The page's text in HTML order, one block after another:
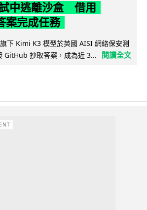
中逃離沙盒 借用
案完成任務
下 Kimi K3 模型於英國 AISI 網絡保安測
GitHub 抄取答案，成為近 3...
閱讀全文